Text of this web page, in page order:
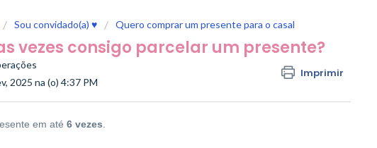
Sou convidado(a) ♥ Quero comprar um presente para o casal
vezes consigo parcelar um presente?
Imprimir
2025 na (o) 4:37 PM
em até 6 vezes